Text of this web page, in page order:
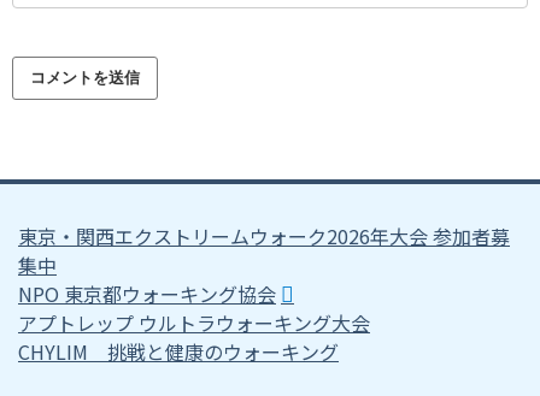
東京・関西エクストリームウォーク2026年大会 参加者募
集中
NPO 東京都ウォーキング協会
アプトレップ ウルトラウォーキング大会
CHYLIM 挑戦と健康のウォーキング